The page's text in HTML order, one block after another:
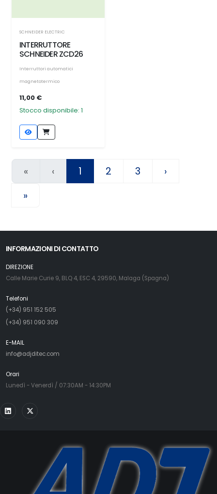
SCHNEIDER ELECTRIC
INTERRUTTORE
SCHNEIDER ZCD26
Interruttori automatici
magnetotermico
11,00 €
Stocco disponibile: 1
« ‹ 1 2 3
›
»
INFORMAZIONI DI CONTATTO
DIREZIONE
Calle Marie Curie 9, BLQ 4, ESC 4, 29590, Malaga (Spagna)
Telefoni
(+34) 951 152 505
(+34) 951 090 309
E-MAIL
info@adjditec.com
Orari
Lunedì - Venerdì / 07:30AM - 14:30PM